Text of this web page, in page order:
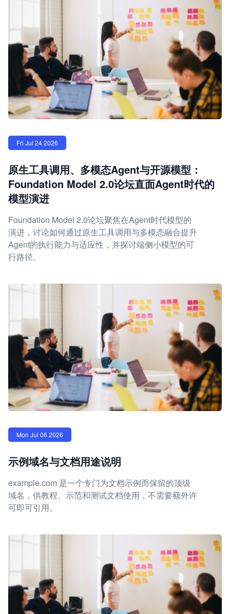
Fri Jul 24 2026
原生工具调用、多模态Agent与开源模型：
Foundation Model 2.0论坛直面Agent时代的
模型演进
Foundation Model 2.0论坛聚焦在Agent时代模型的
演进，讨论如何通过原生工具调用与多模态融合提升
Agent的执行能力与适应性，并探讨端侧小模型的可
行路径。
Mon Jul 06 2026
示例域名与文档用途说明
example.com 是一个专门为文档示例而保留的顶级
域名，供教程、示范和测试文档使用，不需要额外许
可即可引用。